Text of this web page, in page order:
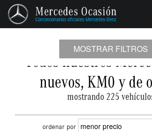
MOSTRAR FILTROS
Todos nuestros
nuevos, KM0 y de
mostrando 225
ordenar por